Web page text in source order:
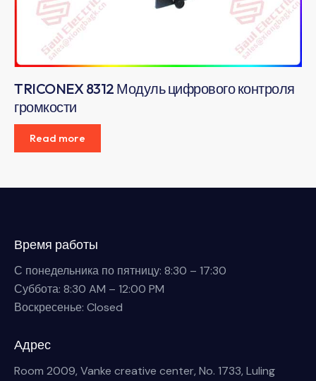
TRICONEX 8312 Модуль цифрового контроля
громкости
Read more
Время работы
С понедельника по пятницу: 8:30 – 17:30
Суббота: 8:30 AM – 12:00 PM
Воскресенье: Closed
Адрес
Room 2009, Vanke creative center, No. 1733, Luling